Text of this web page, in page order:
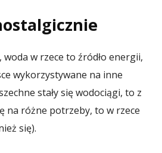
woda w rzece to źródło energii,
wykorzystywane na inne
stały się wodociągi, to z
na różne potrzeby, to w rzece
się).